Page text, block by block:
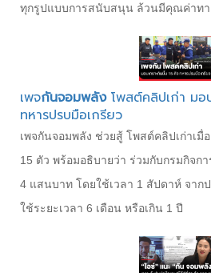
ทุกรูปแบบการสนับสนุน ล้วนมีคุณค่าทา
เพจกันจอมพลังโพสต์คลิปเก่า มอบ
ทหารปรบมือเกรียว
เพจกันจอมพลัง ช่วยสู้ โพสต์คลิปเก่าเมื่
15 ตัว พร้อมอธิบายว่า ร่วมกับกรมกิจก
4 แสนบาท โดยใช้เวลา 1 สัปดาห์ จาก
ใช้ระยะเวลา 6 เดือน หรือเกิน 1 ปี